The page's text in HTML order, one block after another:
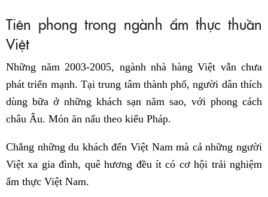
Tiên phong trong ngành ẩm thực thuần
Việt
Những năm 2003-2005, ngành nhà hàng Việt vẫn chưa
phát triển mạnh. Tại trung tâm thành phố, người dân thích
dùng bữa ở những khách sạn năm sao, với phong cách
châu Âu. Món ăn nấu theo kiểu Pháp.
Chẳng những du khách đến Việt Nam mà cả những người
Việt xa gia đình, quê hương đều ít có cơ hội trải nghiệm
ẩm thực Việt Nam.